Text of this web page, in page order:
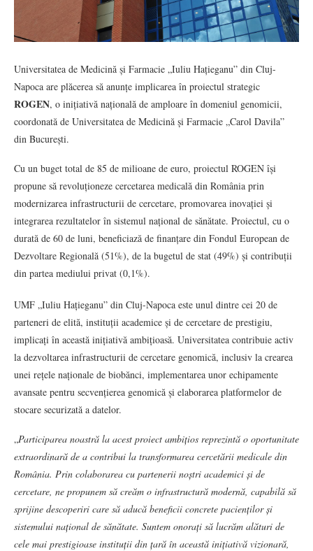
Universitatea de Medicină și Farmacie „Iuliu Hațieganu” din Cluj-
Napoca are plăcerea să anunțe implicarea în proiectul strategic
ROGEN, o inițiativă națională de amploare în domeniul genomicii,
coordonată de Universitatea de Medicină și Farmacie „Carol Davila”
din București.
Cu un buget total de 85 de milioane de euro, proiectul ROGEN își
propune să revoluționeze cercetarea medicală din România prin
modernizarea infrastructurii de cercetare, promovarea inovației și
integrarea rezultatelor în sistemul național de sănătate. Proiectul, cu o
durată de 60 de luni, beneficiază de finanțare din Fondul European de
Dezvoltare Regională (51%), de la bugetul de stat (49%) și contribuții
din partea mediului privat (0,1%).
UMF „Iuliu Hațieganu” din Cluj-Napoca este unul dintre cei 20 de
parteneri de elită, instituții academice și de cercetare de prestigiu,
implicați în această inițiativă ambițioasă. Universitatea contribuie activ
la dezvoltarea infrastructurii de cercetare genomică, inclusiv la crearea
unei rețele naționale de biobănci, implementarea unor echipamente
avansate pentru secvențierea genomică și elaborarea platformelor de
stocare securizată a datelor.
„Participarea noastră la acest proiect ambițios reprezintă o oportunitate
extraordinară de a contribui la transformarea cercetării medicale din
România. Prin colaborarea cu partenerii noștri academici și de
cercetare, ne propunem să creăm o infrastructură modernă, capabilă să
sprijine descoperiri care să aducă beneficii concrete pacienților și
sistemului național de sănătate. Suntem onorați să lucrăm alături de
cele mai prestigioase instituții din țară în această inițiativă vizionară,